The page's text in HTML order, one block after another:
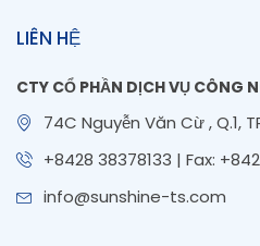
LIÊN HỆ
CTY CỔ PHẦN DỊCH VỤ CÔNG
74C Nguyễn Văn Cừ , Q.1,
+8428 38378133 | Fax:
info@sunshine-ts.com